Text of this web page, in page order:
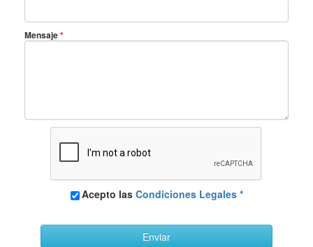
Mensaje*
Acepto las Condiciones Legales *
Enviar